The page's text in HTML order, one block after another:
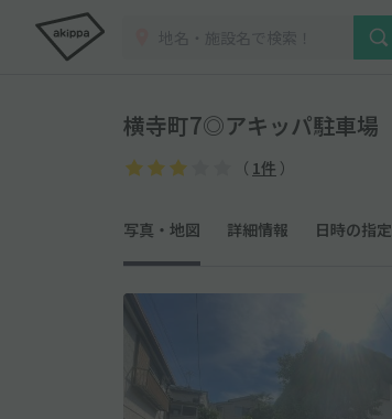
横寺町7◎アキッパ駐車場
（ 1件 ）
写真・地図 詳細情報 日時の指定